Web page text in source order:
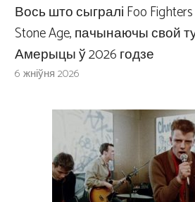
Вось што сыгралі Foo Fighters
Stone Age, пачынаючы свой
Амерыцы ў 2026 годзе
6 жніўня 2026